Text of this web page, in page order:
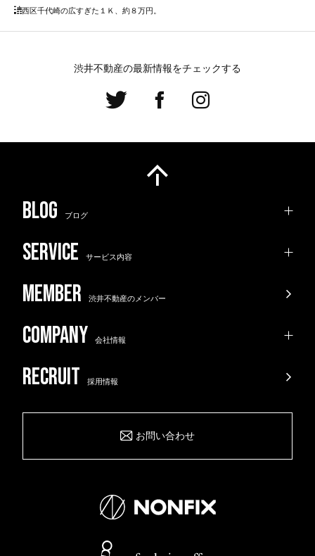
千代崎の広すぎた１Ｋ、約８万円。
西区
渋井不動産の最新情報をチェックする
ブログ
サービス内容
渋井不動産のメンバー
会社情報
採用情報
お問い合わせ